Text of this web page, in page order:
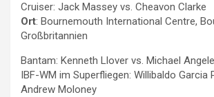
Cruiser: Jack Massey vs. Cheavon Clarke
Ort: Bournemouth International Centre,
Großbritannien
Bantam: Kenneth Llover vs. Michael
IBF-WM im Superfliegen: Willibaldo Garcia
Andrew Moloney